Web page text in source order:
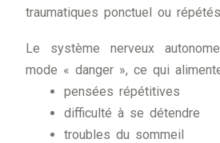
traumatiques ponctuel ou
Le système nerveux
mode « danger », ce qui
pensées répétitives
difficulté à se détendre
troubles du sommeil